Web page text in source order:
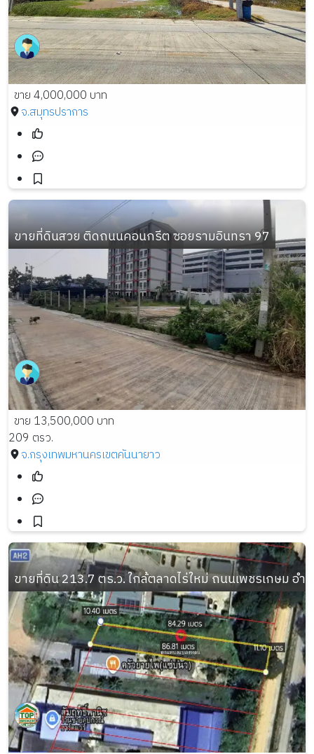
ขาย 4,000,000 บาท
จ.สมุทรปราการ
ขายที่ดินสวย ติดถนนคอนกรีต ซอยรามอินทรา 97
ขาย 13,500,000 บาท
209 ตรว.
จ.กรุงเทพมหานครเขตคันนายาว
ขายที่ดิน 213.7 ตร.ว. ใกล้ตลาดไร่ใหม่ ถนนเพชรเกษม อ